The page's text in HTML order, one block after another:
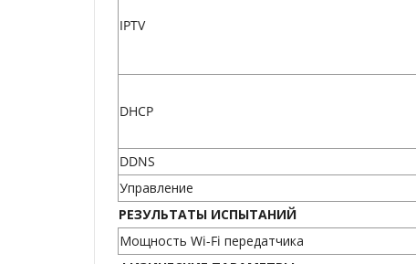
IPTV
DHCP
DDNS
Управление
РЕЗУЛЬТАТЫ ИСПЫТАНИЙ
Мощность Wi-Fi передатчика